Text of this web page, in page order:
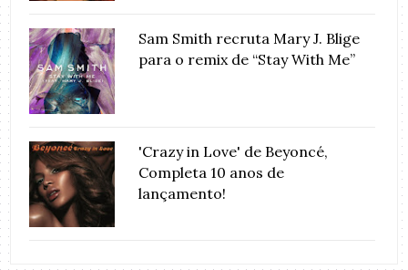
Sam Smith recruta Mary J. Blige
para o remix de “Stay With Me”
'Crazy in Love' de Beyoncé,
Completa 10 anos de
lançamento!